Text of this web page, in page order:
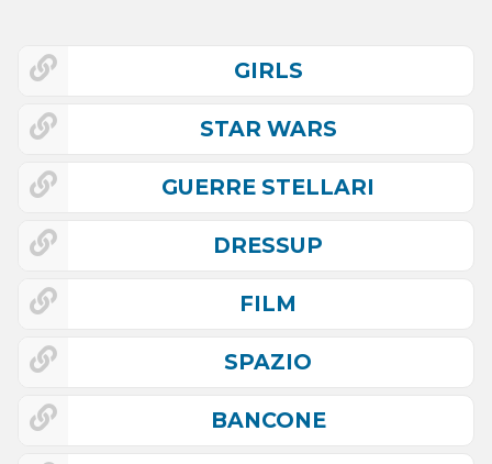
GIRLS
STAR WARS
GUERRE STELLARI
DRESSUP
FILM
SPAZIO
BANCONE